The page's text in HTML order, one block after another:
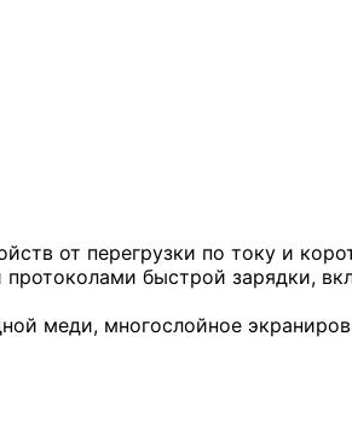
от перегрузки по току и
быстрой зарядки,
меди, многослойное